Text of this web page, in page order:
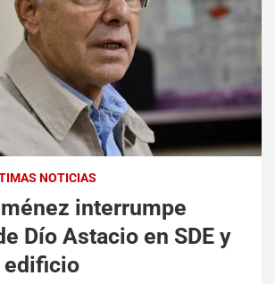
NOTICIAS
interrumpe
Dío Astacio en SDE y
edificio